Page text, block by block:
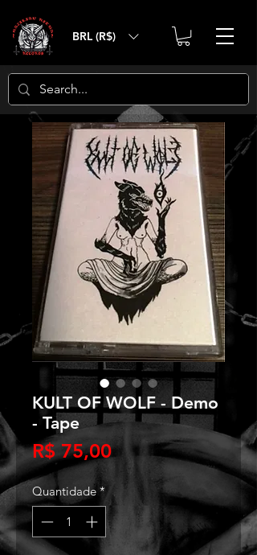
BRL (R$)
KULT OF WOLF - Demo
- Tape
R$ 75,00Preço
Quantidade *